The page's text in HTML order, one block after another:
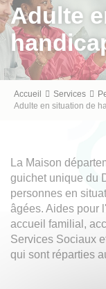
Adulte
Fil
d'Ariane
Accueil Services
Adulte en situation de
La Maison
guichet unique du
personnes en
âgées. Aides pour
accueil familial,
Services Sociaux
qui sont réparties